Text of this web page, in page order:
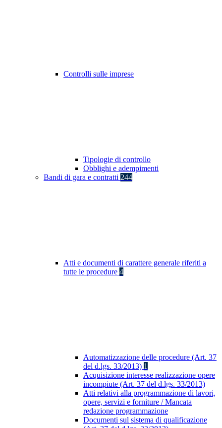
Controlli sulle imprese
Tipologie di controllo
Obblighi e adempimenti
Bandi di gara e contratti 244
Atti e documenti di carattere generale riferiti a
tutte le procedure 4
Automatizzazione delle procedure (Art. 37
del d.lgs. 33/2013) 1
Acquisizione interesse realizzazione opere
incompiute (Art. 37 del d.lgs. 33/2013)
Atti relativi alla programmazione di lavori,
opere, servizi e forniture / Mancata
redazione programmazione
Documenti sul sistema di qualificazione